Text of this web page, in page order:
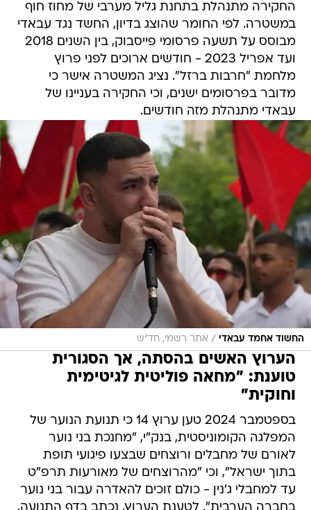
החקירה מתנהלת בתחנת גליל מערבי של מחוז חוף
במשטרה. לפי החומר שהוצג בדיון, החשד נגד עבאדי
מבוסס על תשעה פרסומי פייסבוק, בין השנים 2018
ועד אפריל 2023 - חודשים ארוכים לפני פרוץ
מלחמת "חרבות ברזל". נציג המשטרה אישר כי
מדובר בפרסומים ישנים, וכי החקירה בעניינו של
עבאדי מתנהלת מזה חודשים.
החשוד אחמד עבאדי / אתר רשמי, חד"ש
הערוץ האשים בהסתה, אך הסגורית
טוענת: "מחאה פוליטית לגיטימית
וחוקית"
בספטמבר 2024 טען ערוץ 14 כי תנועת הנוער של
המפלגה הקומוניסטית, בנק"י, "מחנכת בני נוער
לאורם של מחבלים ורוצחים שבצעו פיגועי תופת
בתוך ישראל", וכי "מהרוצחים של מאורעות תרפ"ט
עד למחבלי ג'נין - כולם זוכים להאדרה עבור בני נוער